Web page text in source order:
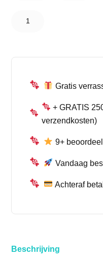
Boerenbruintjes
Gratis
+ GRATIS
verzendkosten)
9+
Vandaag
Achteraf
Beschrijving